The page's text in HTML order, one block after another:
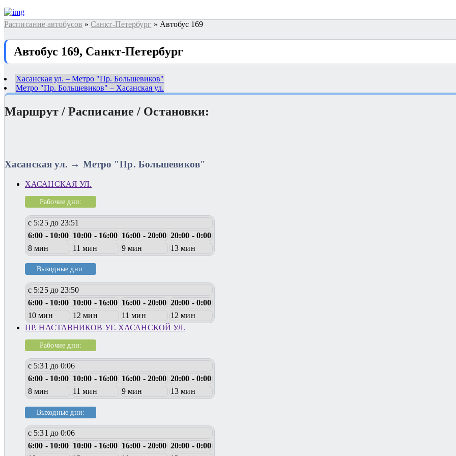
Расписание автобусов » Санкт-Петербург » Автобус 169
Автобус 169, Санкт-Петербург
Хасанская ул. – Метро "Пр. Большевиков"
Метро "Пр. Большевиков" – Хасанская ул.
Маршрут / Расписание / Остановки:
Хасанская ул. → Метро "Пр. Большевиков"
ХАСАНСКАЯ УЛ.
Рабочие дни:
с 5:25 до 23:51
6:00 - 10:00 10:00 - 16:00 16:00 - 20:00 20:00 - 0:00
8 мин
11 мин 9 мин 13 мин
Выходные дни:
с 5:25 до 23:50
6:00 - 10:00 10:00 - 16:00 16:00 - 20:00 20:00 - 0:00
10 мин
12 мин 11 мин
12 мин
ПР. НАСТАВНИКОВ УГ. ХАСАНСКОЙ УЛ.
Рабочие дни:
с 5:31 до 0:06
6:00 - 10:00 10:00 - 16:00 16:00 - 20:00 20:00 - 0:00
8 мин
11 мин 9 мин 13 мин
Выходные дни:
с 5:31 до 0:06
6:00 - 10:00 10:00 - 16:00 16:00 - 20:00 20:00 - 0:00